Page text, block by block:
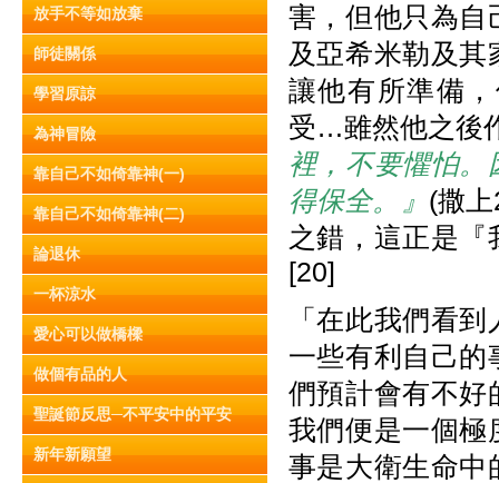
放手不等如放棄
師徒關係
學習原諒
為神冒險
靠自己不如倚靠神(一)
靠自己不如倚靠神(二)
論退休
一杯涼水
愛心可以做橋樑
做個有品的人
聖誕節反思─不平安中的平安
新年新願望
害，但他只為自
及亞希米勒及
讓他有所準備
受…雖然他之後
裡，不要懼怕
得保全。』 (撒
之錯，這正是
[20]
「在此我們看
一些有利自己的
們預計會有不好
我們便是一個極
事是大衛生命中